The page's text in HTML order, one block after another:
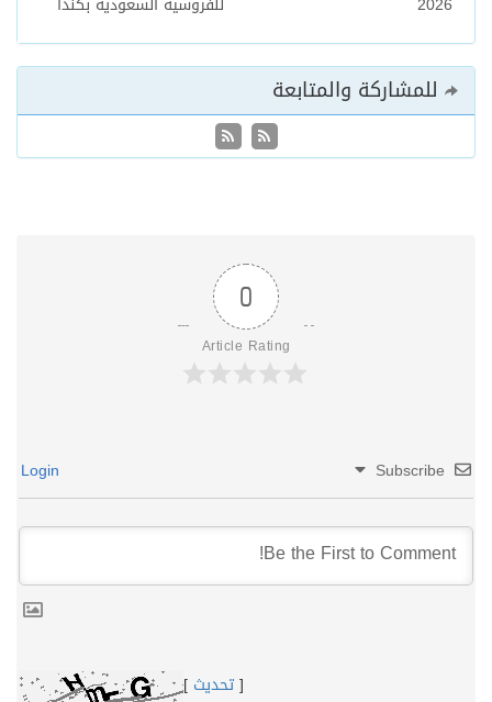
للمشاركة والمتابعة
0
Article Rating
Subscribe
[تحديث ]